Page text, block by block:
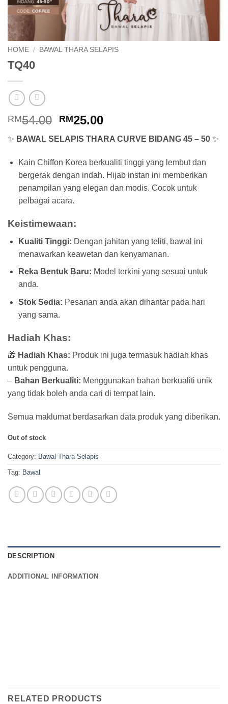
HOME / BAWAL THARA SELAPIS
TQ40
RM54.00 Original
price
was:
RM54.00.
RM25.00Current
price
is:
RM25.00.
✨ BAWAL SELAPIS THARA CURVE BIDANG 45 – 50 ✨
Kain Chiffon Korea berkualiti tinggi yang lembut dan
bergerak dengan indah. Hijab instan ini memberikan
penampilan yang elegan dan modis. Cocok untuk
pelbagai acara.
Keistimewaan:
Kualiti Tinggi: Dengan jahitan yang teliti, bawal ini
menawarkan keawetan dan kenyamanan.
Reka Bentuk Baru: Model terkini yang sesuai untuk
anda.
Stok Sedia: Pesanan anda akan dihantar pada hari
yang sama.
Hadiah Khas:
🎁 Hadiah Khas: Produk ini juga termasuk hadiah khas
untuk pengguna.
– Bahan Berkualiti: Menggunakan bahan berkualiti unik
yang tidak boleh anda cari di tempat lain.
Semua maklumat berdasarkan data produk yang diberikan.
Out of stock
Category: Bawal Thara Selapis
Tag: Bawal
DESCRIPTION
ADDITIONAL INFORMATION
RELATED PRODUCTS